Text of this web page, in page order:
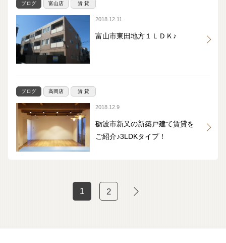
ブログ 富山店 賃 貸
2018.12.11
富山市東田地方１ＬＤＫ♪
ブログ 高岡店 賃 貸
2018.12.9
砺波市新又の新築戸建て賃貸を
ご紹介♪3LDKタイプ！
1 2